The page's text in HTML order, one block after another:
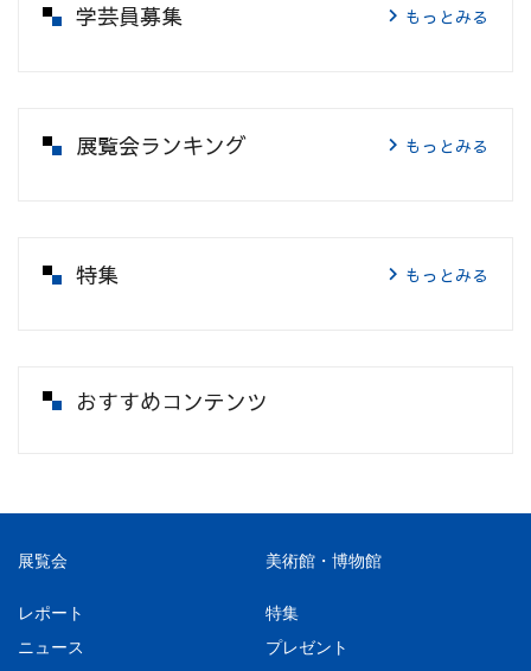
学芸員募集 もっとみる
展覧会ランキング もっとみる
特集 もっとみる
おすすめコンテンツ
展覧会 美術館・博物館
レポート
特集
ニュース
プレゼント